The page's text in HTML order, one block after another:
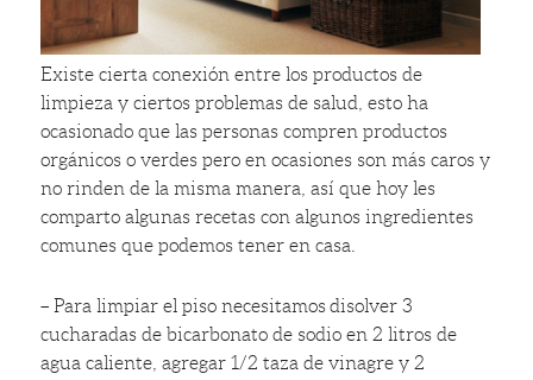
Existe cierta conexión entre los productos de
limpieza y ciertos problemas de salud, esto ha
ocasionado que las personas compren productos
orgánicos o verdes pero en ocasiones son más caros y
no rinden de la misma manera, así que hoy les
comparto algunas recetas con algunos ingredientes
comunes que podemos tener en casa.
– Para limpiar el piso necesitamos disolver 3
cucharadas de bicarbonato de sodio en 2 litros de
agua caliente, agregar 1/2 taza de vinagre y 2